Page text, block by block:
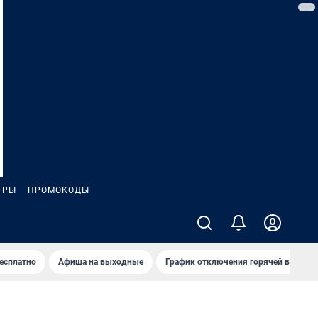
ПРОМОКОДЫ
Афиша на выходные График отключения горячей воды в